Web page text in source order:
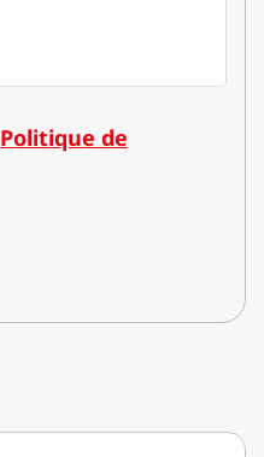
Politique de